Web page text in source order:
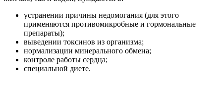
устранении причины недомогания (для этого
применяются противомикробные и гормональные
препараты);
выведении токсинов из организма;
нормализации минерального обмена;
контроле работы сердца;
специальной диете.